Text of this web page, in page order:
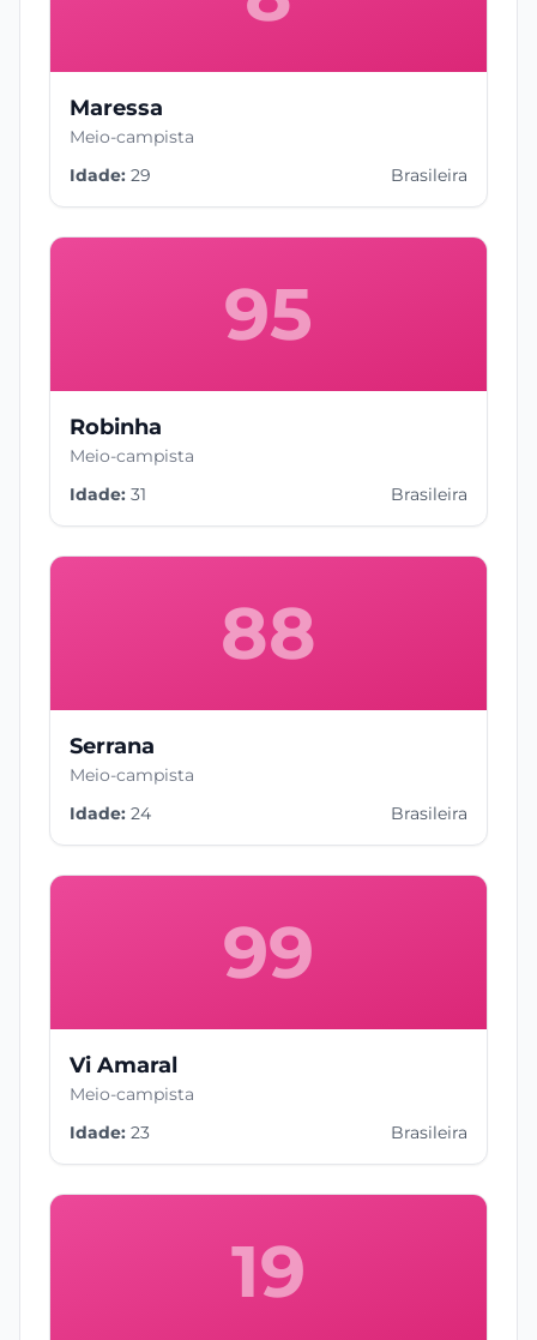
Maressa
Meio-campista
Idade: 29 Brasileira
95
Robinha
Meio-campista
Idade: 31 Brasileira
88
Serrana
Meio-campista
Idade: 24 Brasileira
99
Vi Amaral
Meio-campista
Idade: 23 Brasileira
19